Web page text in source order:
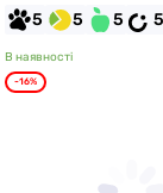
5 5 5 5
В наявності
-16%